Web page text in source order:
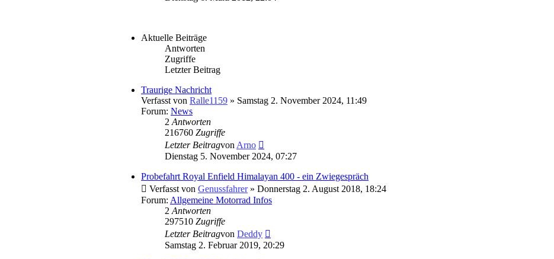
Aktuelle Beiträge
Antworten
Zugriffe
Letzter Beitrag
Traurige Nachricht
Verfasst von Ralle1159 » Samstag 2. November 2024, 11:49
Forum: News
2 Antworten
216760 Zugriffe
Letzter Beitragvon Arno
Beitrag
Dienstag 5. November 2024, 07:27
Probefahrt Royal Enfield Himalayan 400 - ein Zwiegespräch
Verfasst von Genussfahrer» Donnerstag 2. August 2018, 18:24
Forum: Allgemeine Motorrad Infos
2 Antworten
297510 Zugriffe
Letzter Beitragvon Deddy
Beitrag
Samstag 2. Februar 2019, 20:29